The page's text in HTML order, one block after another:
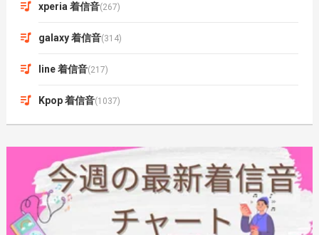
xperia 着信音(267)
galaxy 着信音(314)
line 着信音(217)
Kpop 着信音(1037)